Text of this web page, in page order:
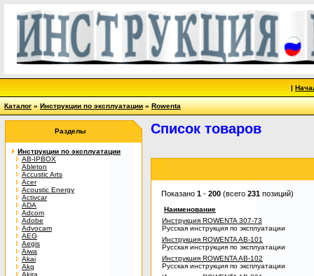
|
Каталог»Инструкции по эксплуатации»Rowenta
Разделы
Инструкции по эксплуатации
AB-IPBOX
Ableton
Accustic Arts
Acer
Acoustic Energy
Activcar
ADA
Adcom
Adobe
Advocam
AEG
Aegis
Aiwa
Akai
Akg
Akira
Список товаров
Показано 1 - 200 (всего 231 позиций)
Наименование
Инструкция ROWENTA 307-73
Русская инструкция по эксплуатации
Инструкция ROWENTA AB-101
Русская инструкция по эксплуатации
Инструкция ROWENTA AB-102
Русская инструкция по эксплуатации